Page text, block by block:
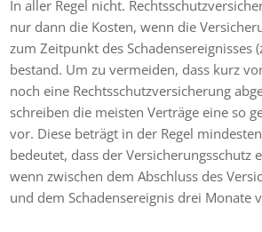
In aller Regel nicht.
nur dann die Kosten, wenn die
zum Zeitpunkt des Schadensereignisses
bestand. Um zu vermeiden, dass kurz
noch eine Rechtsschutzversicherung
schreiben die meisten Verträge eine so
vor. Diese beträgt in der Regel
bedeutet, dass der Versicherungsschutz
wenn zwischen dem Abschluss des
und dem Schadensereignis drei Monate